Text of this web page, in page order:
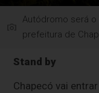
Autódromo será o
prefeitura de
Stand by
Chapecó vai